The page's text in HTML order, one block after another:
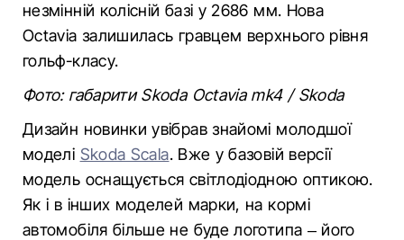
незмінній колісній базі у 2686 мм. Нова
Octavia залишилась гравцем верхнього рівня
гольф-класу.
Фото: габарити Skoda Octavia mk4 / Skoda
Дизайн новинки увібрав знайомі молодшої
моделі Skoda Scala. Вже у базовій версії
модель оснащується світлодіодною оптикою.
Як і в інших моделей марки, на кормі
автомобіля більше не буде логотипа – його